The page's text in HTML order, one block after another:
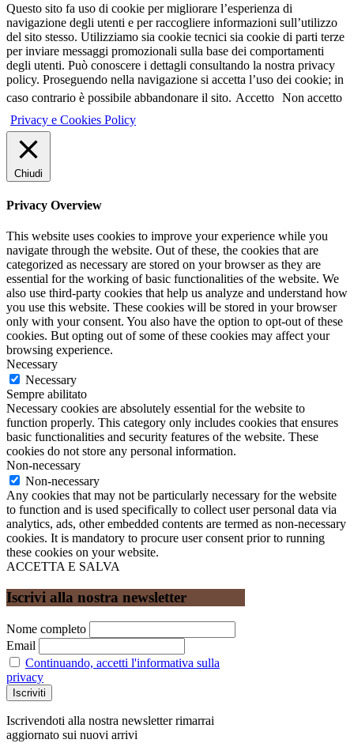
Questo sito fa uso di cookie per migliorare l’esperienza di
navigazione degli utenti e per raccogliere informazioni sull’utilizzo
del sito stesso. Utilizziamo sia cookie tecnici sia cookie di parti terze
per inviare messaggi promozionali sulla base dei comportamenti
degli utenti. Può conoscere i dettagli consultando la nostra privacy
policy. Proseguendo nella navigazione si accetta l’uso dei cookie; in
caso contrario è possibile abbandonare il sito. Accetto Non accetto
Privacy e Cookies Policy
Chiudi
Privacy Overview
This website uses cookies to improve your experience while you
navigate through the website. Out of these, the cookies that are
categorized as necessary are stored on your browser as they are
essential for the working of basic functionalities of the website. We
also use third-party cookies that help us analyze and understand how
you use this website. These cookies will be stored in your browser
only with your consent. You also have the option to opt-out of these
cookies. But opting out of some of these cookies may affect your
browsing experience.
Necessary
Necessary
Sempre abilitato
Necessary cookies are absolutely essential for the website to
function properly. This category only includes cookies that ensures
basic functionalities and security features of the website. These
cookies do not store any personal information.
Non-necessary
Non-necessary
Any cookies that may not be particularly necessary for the website
to function and is used specifically to collect user personal data via
analytics, ads, other embedded contents are termed as non-necessary
cookies. It is mandatory to procure user consent prior to running
these cookies on your website.
ACCETTA E SALVA
Iscrivi alla nostra newsletter
Nome completo
Email
Continuando, accetti l'informativa sulla
privacy
Iscrivendoti alla nostra newsletter rimarrai
aggiornato sui nuovi arrivi